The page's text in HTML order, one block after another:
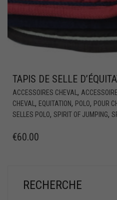
TAPIS DE SELLE
ACCESSOIRES CHEVAL ,
CHEVAL , EQUITATION, POLO, POUR
SELLES POLO, SPIRIT OF JUMPING,
€60.00
RECHERCHE